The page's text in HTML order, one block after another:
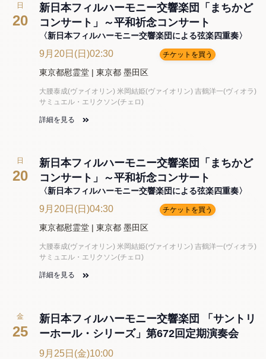
日
20
新日本フィルハーモニー交響楽団「まちかど
コンサート」～平和祈念コンサート
〈新日本フィルハーモニー交響楽団による弦楽四重奏〉
9月20日(日)02:30 チケットを買う
東京都慰霊堂 | 東京都 墨田区
大腰泰成(ヴァイオリン) 米岡結姫(ヴァイオリン) 吉鶴洋一(ヴィオラ)
サミュエル・エリクソン(チェロ)
詳細を見る
日
20
新日本フィルハーモニー交響楽団「まちかど
コンサート」～平和祈念コンサート
〈新日本フィルハーモニー交響楽団による弦楽四重奏〉
9月20日(日)04:30 チケットを買う
東京都慰霊堂 | 東京都 墨田区
大腰泰成(ヴァイオリン) 米岡結姫(ヴァイオリン) 吉鶴洋一(ヴィオラ)
サミュエル・エリクソン(チェロ)
詳細を見る
金
25
新日本フィルハーモニー交響楽団 「サントリ
ーホール・シリーズ」第672回定期演奏会
9月25日(金)10:00